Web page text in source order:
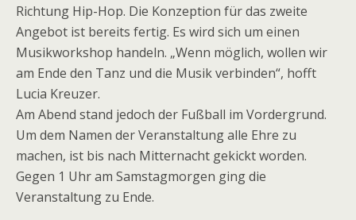
Richtung Hip-Hop. Die Konzeption für das zweite
Angebot ist bereits fertig. Es wird sich um einen
Musikworkshop handeln. „Wenn möglich, wollen wir
am Ende den Tanz und die Musik verbinden“, hofft
Lucia Kreuzer.
Am Abend stand jedoch der Fußball im Vordergrund.
Um dem Namen der Veranstaltung alle Ehre zu
machen, ist bis nach Mitternacht gekickt worden.
Gegen 1 Uhr am Samstagmorgen ging die
Veranstaltung zu Ende.